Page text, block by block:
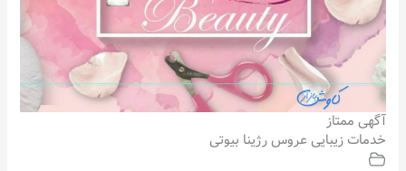
آگهی ممتاز
خدمات زیبایی عروس رژینا بیوتی